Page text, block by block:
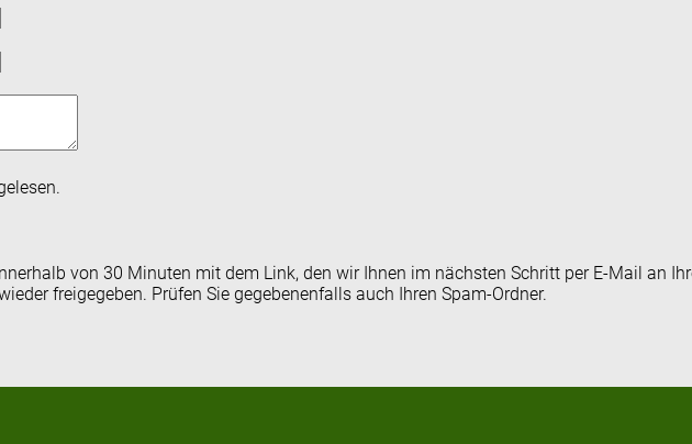
von 30 Minuten mit dem Link, den wir Ihnen im nächsten Schritt per E-Mail an
freigegeben. Prüfen Sie gegebenenfalls auch Ihren Spam-Ordner.